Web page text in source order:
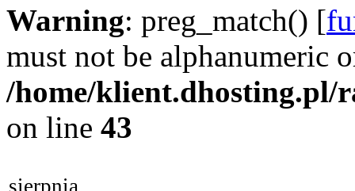
Warning: preg_match() [
must not be alphanumeric
/home/klient.dhosting.pl/
on line 43
sierpnia